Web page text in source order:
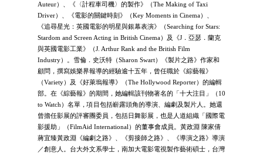
Auteur）、《〈計程車司機〉的製作》（The Making of Taxi
Driver）、《電影的關鍵時刻》（Key Moments in Cinema）、
《追尋星光：英國電影的明星與銀幕表演》（Searching for Stars:
Stardom and Screen Acting in British Cinema）及《J．亞瑟．蘭克
與英國電影工業》（J. Arthur Rank and the British Film
Industry）。雪倫．史沃特（Sharon Swart）《製片之路》作家和
顧問，撰寫娛樂界報導的經驗逾十五年，曾任職於《綜藝報》
（Variety）及《好萊塢報導》（The Hollywood Reporter）的編輯
部。在《綜藝報》的期間，她編輯該刊物著名的「十大注目」（10
to Watch）名單，項目包括嶄露頭角的導演、編劇及製片人。她還
曾擔任影展的評審團委員，包括日舞影展，也是人道組織「國際電
影援助」（FilmAid International）的董事會成員。黃政淵 陳家倩
蔣宜臻黃政淵《編劇之路》、《剪接師之路》、《導演之路》導演
／創意人。台大外文系學士，南加大電影電視製作藝術碩士，台灣